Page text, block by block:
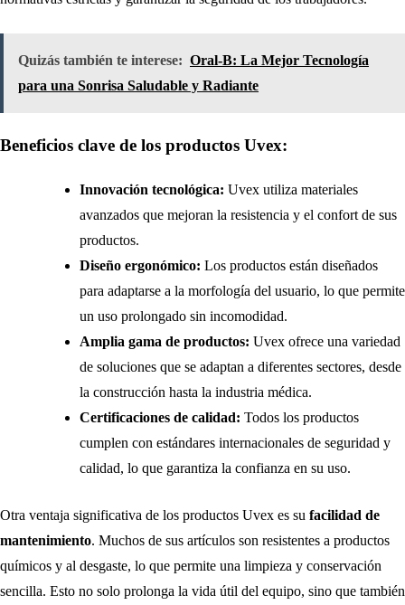
Quizás también te interese: Oral-B: La Mejor Tecnología
para una Sonrisa Saludable y Radiante
Beneficios clave de los productos Uvex:
Innovación tecnológica: Uvex utiliza materiales
avanzados que mejoran la resistencia y el confort de sus
productos.
Diseño ergonómico: Los productos están diseñados
para adaptarse a la morfología del usuario, lo que permite
un uso prolongado sin incomodidad.
Amplia gama de productos: Uvex ofrece una variedad
de soluciones que se adaptan a diferentes sectores, desde
la construcción hasta la industria médica.
Certificaciones de calidad: Todos los productos
cumplen con estándares internacionales de seguridad y
calidad, lo que garantiza la confianza en su uso.
Otra ventaja significativa de los productos Uvex es su facilidad de
mantenimiento. Muchos de sus artículos son resistentes a productos
químicos y al desgaste, lo que permite una limpieza y conservación
sencilla. Esto no solo prolonga la vida útil del equipo, sino que también